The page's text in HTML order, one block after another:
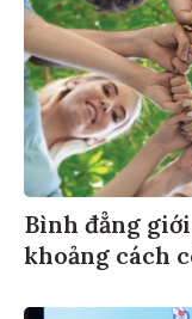
Bình đẳng
khoảng cách